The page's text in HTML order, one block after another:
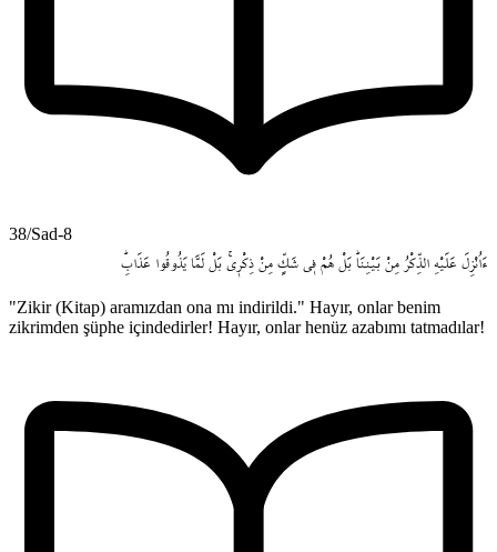
38/Sad-8
ءَاُنْزِلَ عَلَيْهِ الذِّكْرُ مِنْ بَيْنِنَاۜ بَلْ هُمْ ف۪ي شَكٍّ مِنْ ذِكْر۪يۚ بَلْ لَمَّا يَذُوقُوا عَذَابِۜ
"Zikir (Kitap) aramızdan ona mı indirildi." Hayır, onlar benim
zikrimden şüphe içindedirler! Hayır, onlar henüz azabımı tatmadılar!